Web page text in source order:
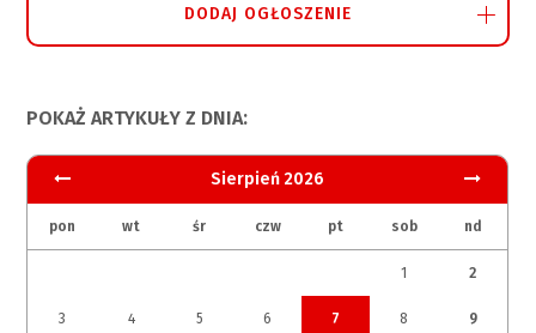
DODAJ OGŁOSZENIE
POKAŻ ARTYKUŁY Z DNIA:
Sierpień 2026
pon wt śr czw pt sob nd
1 2
3 4 5 6 7 8 9